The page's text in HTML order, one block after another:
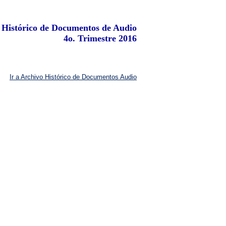
Histórico de Documentos de Audio
4o. Trimestre 2016
Ir a Archivo Histórico de Documentos Audio